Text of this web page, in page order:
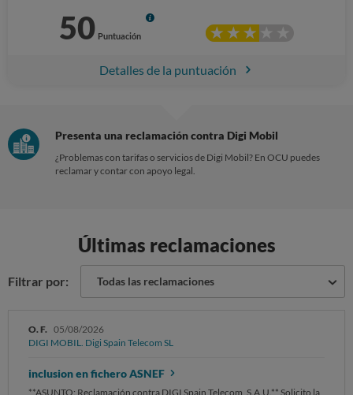
50 Puntuación
Info
Detalles de la puntuación
Presenta una reclamación contra Digi Mobil
¿Problemas con tarifas o servicios de Digi Mobil? En OCU puedes
reclamar y contar con apoyo legal.
Últimas reclamaciones
Filtrar por: Todas las reclamaciones
O. F. 05/08/2026
DIGI MOBIL. Digi Spain Telecom SL
inclusion en fichero ASNEF
**ASUNTO: Reclamación contra DIGI Spain Telecom, S.A.U.** Solicito la